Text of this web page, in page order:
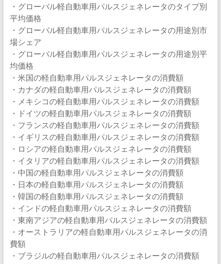
・グローバル軽自動車用パルスジェネレータのタイプ別
平均価格
・グローバル軽自動車用パルスジェネレータの用途別市
場シェア
・グローバル軽自動車用パルスジェネレータの用途別平
均価格
・米国の軽自動車用パルスジェネレータの消費額
・カナダの軽自動車用パルスジェネレータの消費額
・メキシコの軽自動車用パルスジェネレータの消費額
・ドイツの軽自動車用パルスジェネレータの消費額
・フランスの軽自動車用パルスジェネレータの消費額
・イギリスの軽自動車用パルスジェネレータの消費額
・ロシアの軽自動車用パルスジェネレータの消費額
・イタリアの軽自動車用パルスジェネレータの消費額
・中国の軽自動車用パルスジェネレータの消費額
・日本の軽自動車用パルスジェネレータの消費額
・韓国の軽自動車用パルスジェネレータの消費額
・インドの軽自動車用パルスジェネレータの消費額
・東南アジアの軽自動車用パルスジェネレータの消費額
・オーストラリアの軽自動車用パルスジェネレータの消
費額
・ブラジルの軽自動車用パルスジェネレータの消費額